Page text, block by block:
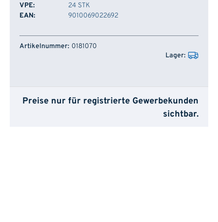
VPE:
24 STK
EAN:
9010069022692
Artikelnummer Lager
0181070
Preise nur für registrierte Gewerbekunden
sichtbar.